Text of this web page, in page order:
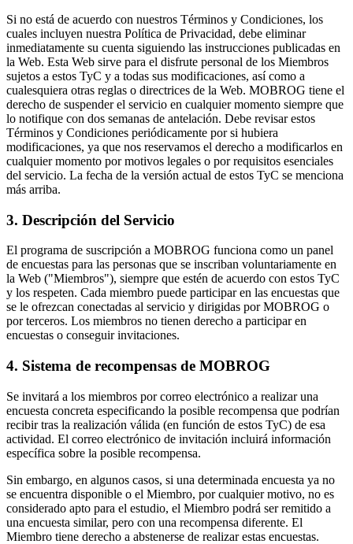
Si no está de acuerdo con nuestros Términos y Condiciones, los
cuales incluyen nuestra Política de Privacidad, debe eliminar
inmediatamente su cuenta siguiendo las instrucciones publicadas en
la Web. Esta Web sirve para el disfrute personal de los Miembros
sujetos a estos TyC y a todas sus modificaciones, así como a
cualesquiera otras reglas o directrices de la Web. MOBROG tiene el
derecho de suspender el servicio en cualquier momento siempre que
lo notifique con dos semanas de antelación. Debe revisar estos
Términos y Condiciones periódicamente por si hubiera
modificaciones, ya que nos reservamos el derecho a modificarlos en
cualquier momento por motivos legales o por requisitos esenciales
del servicio. La fecha de la versión actual de estos TyC se menciona
más arriba.
3. Descripción del Servicio
El programa de suscripción a MOBROG funciona como un panel
de encuestas para las personas que se inscriban voluntariamente en
la Web ("Miembros"), siempre que estén de acuerdo con estos TyC
y los respeten. Cada miembro puede participar en las encuestas que
se le ofrezcan conectadas al servicio y dirigidas por MOBROG o
por terceros. Los miembros no tienen derecho a participar en
encuestas o conseguir invitaciones.
4. Sistema de recompensas de MOBROG
Se invitará a los miembros por correo electrónico a realizar una
encuesta concreta especificando la posible recompensa que podrían
recibir tras la realización válida (en función de estos TyC) de esa
actividad. El correo electrónico de invitación incluirá información
específica sobre la posible recompensa.
Sin embargo, en algunos casos, si una determinada encuesta ya no
se encuentra disponible o el Miembro, por cualquier motivo, no es
considerado apto para el estudio, el Miembro podrá ser remitido a
una encuesta similar, pero con una recompensa diferente. El
Miembro tiene derecho a abstenerse de realizar estas encuestas.